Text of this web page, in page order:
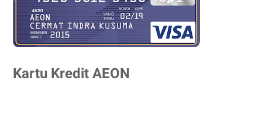
Kartu Kredit AEON